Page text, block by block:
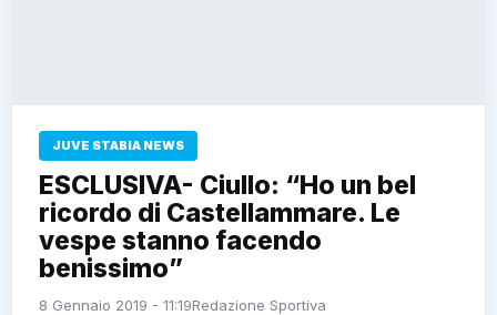
JUVE STABIA NEWS
ESCLUSIVA- Ciullo: “Ho un bel
ricordo di Castellammare. Le
vespe stanno facendo
benissimo”
8 Gennaio 2019 - 11:19Redazione Sportiva